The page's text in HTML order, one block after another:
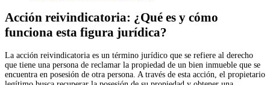
Acción reivindicatoria: ¿Qué es y cómo
funciona esta figura jurídica?
La acción reivindicatoria es un término jurídico que se refiere al derecho
que tiene una persona de reclamar la propiedad de un bien inmueble que se
encuentra en posesión de otra persona. A través de esta acción, el propietario